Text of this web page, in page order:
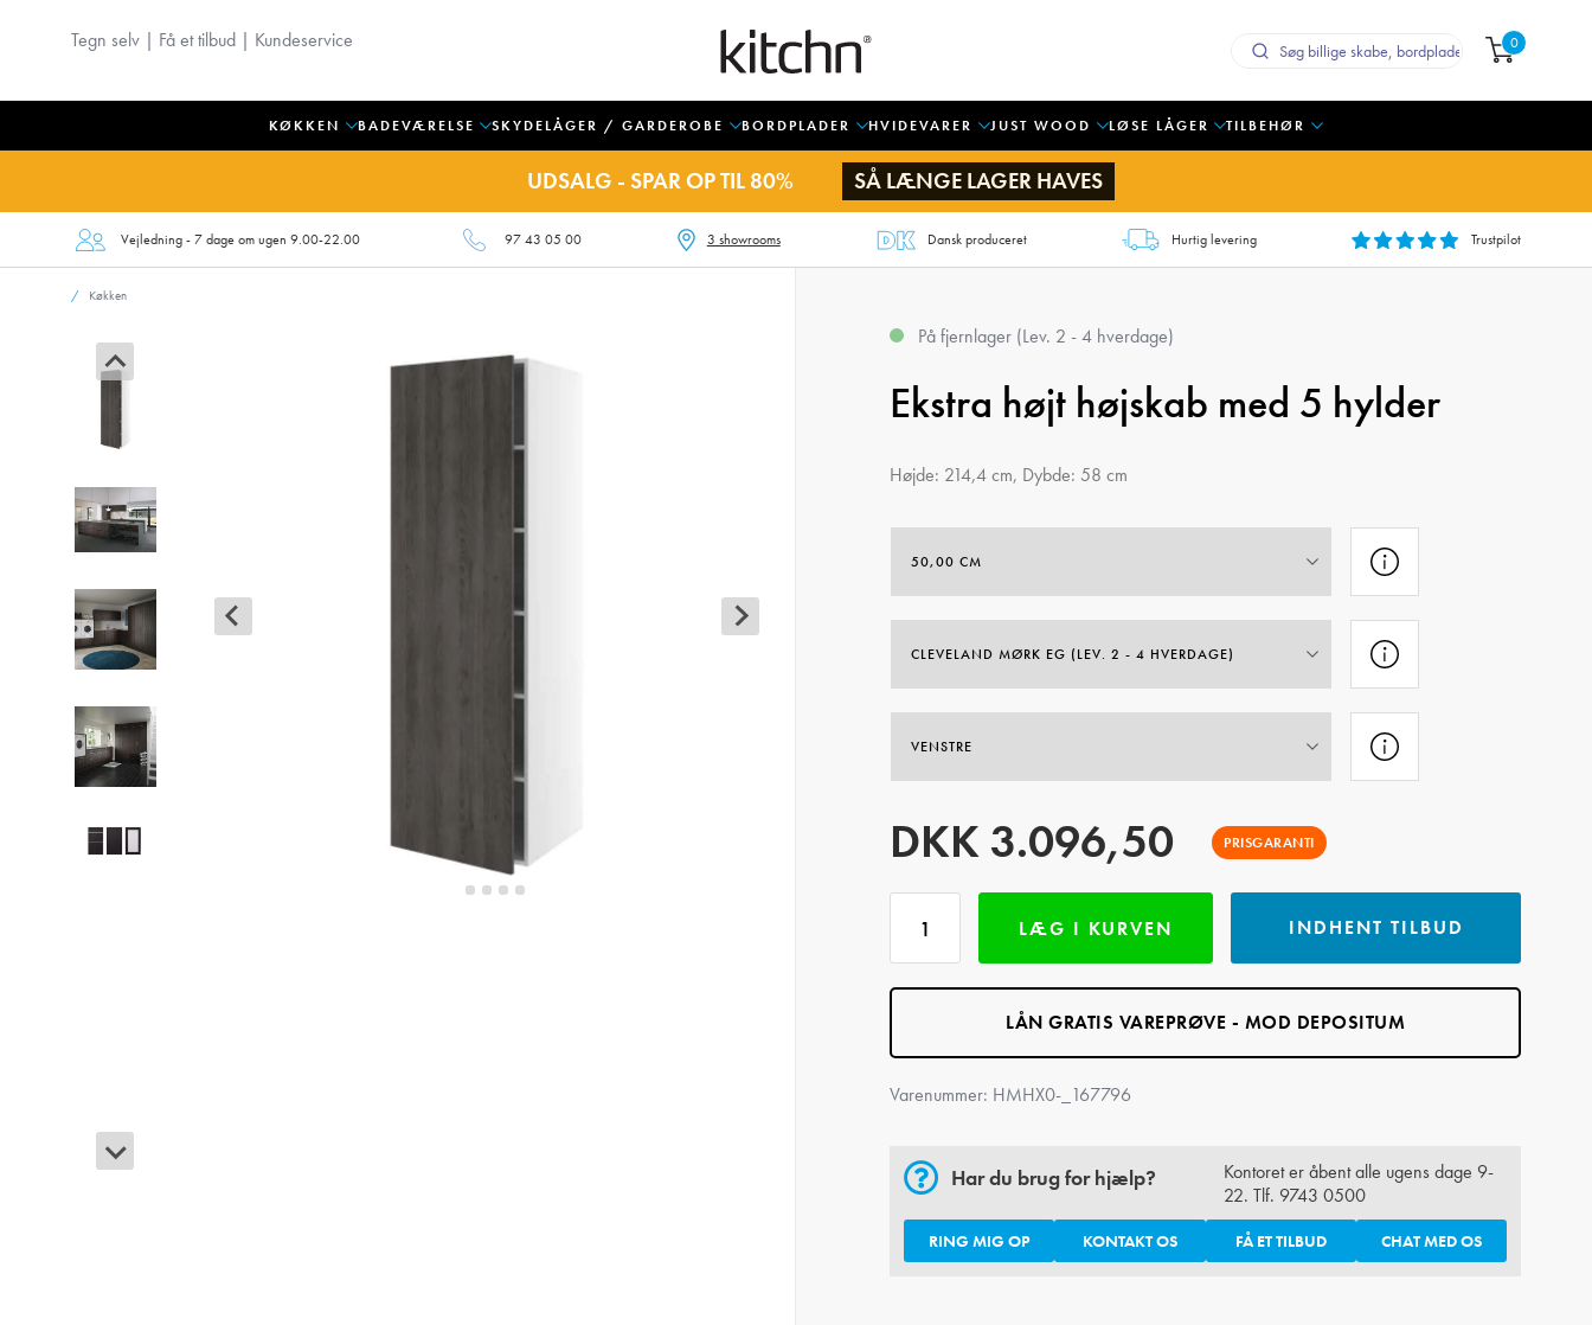
Tegn selv | Få et tilbud | Kundeservice 0
KØKKEN BADEVÆRELSE SKYDELÅGER / GARDEROBE BORDPLADER HVIDEVARER JUST WOOD LØSE LÅGER TILBEHØR
UDSALG - SPAR OP TIL 80% SÅ LÆNGE LAGER HAVES
Vejledning - 7 dage om ugen 9.00-22.00 97 43 05 00 3 showrooms Dansk produceret Hurtig levering Trustpilot
Køkken
På fjernlager (Lev. 2 - 4 hverdage)
Ekstra højt højskab med 5 hylder
Højde: 214,4 cm, Dybde: 58 cm
DKK 3.096,50 PRISGARANTI
LÆG I KURVEN INDHENT TILBUD
LÅN GRATIS VAREPRØVE - MOD DEPOSITUM
Varenummer: HMHX0-_167796
Har du brug for hjælp?
Kontoret er åbent alle ugens dage 9-
22. Tlf. 9743 0500
RING MIG OP KONTAKT OS FÅ ET TILBUD CHAT MED OS